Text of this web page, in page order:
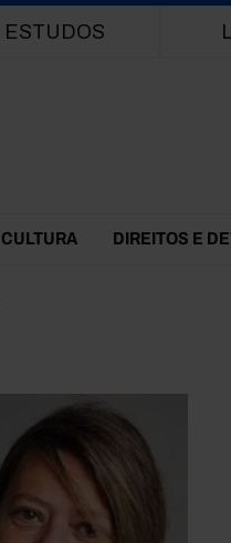
ESTUDOS
CULTURA DIREITOS E